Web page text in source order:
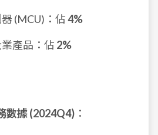
(MCU)：佔4%
產品：佔 2%
數據 (2024Q4) ：